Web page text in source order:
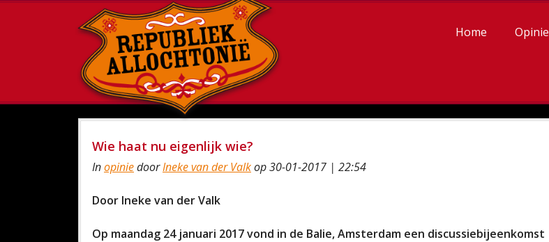
Home Opinie
Wie haat nu eigenlijk wie?
InopiniedoorIneke van der Valkop 30-01-2017 | 22:54
Door Ineke van der Valk
Op maandag 24 januari 2017 vond in de Balie, Amsterdam een discussiebijeenkomst